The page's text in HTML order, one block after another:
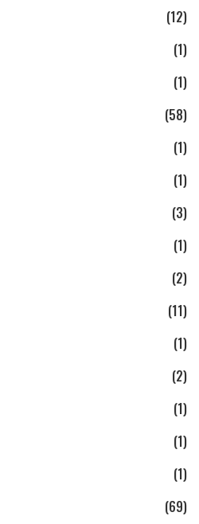
(12)
(1)
(1)
(58)
(1)
(1)
(3)
(1)
(2)
(11)
(1)
(2)
(1)
(1)
(1)
(69)